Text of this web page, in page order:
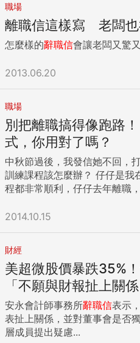
都有買你的書喔！」事實上，
哥」是我當講師以後的綽號。 下面這個故事，更讓我津津樂
道。 一封離職信 四月中一場名為「業績風暴」的業務論壇，
有位講者的故事讓我很感興趣。 講者Ben是一位B2B的業
監，從第一線業務做起，賣過
兩位數的成長比率，人資培訓
此，時候到了，總會遇到「天
卡，他毅然而然決定出走，直
辦公桌前發出正式離職通知。 離職後不打算、更不可能用老東
家的資源，他善用僅剩一小時
一封mail給曾經交換過名片的
僅僅告訴他們自己要離職，沒
職信很多，相信你我都看過。 在離職信中，明確說明自己未來
要去哪裡，優點是讓客戶覺得
家不忠誠。 一般人收到離職信的反應不外乎三種：好可惜、終
大家，僅止於告訴大家自己手
繫方式後，一周之內，共有173
他記得起來的十句如下： 「你還好吧」、「鵬程萬里」、「要
去哪裡」、「我這有缺」、「
「是結婚嗎」、「下一步呢」
…收到的訊息一籮筐都是四個
學問，都回四字成語」！ 我們面對面笑了一下。 「這些朋友
職場
離職信這樣寫 老闆也
怎麼樣的辭職信會讓老闆又驚
2013.06.20
職場
別把離職搞得像跑路
式，你用對了嗎？
中秋節過後，我發信她不回，
訓練課程該怎麼辦？ 仔仔是我在零售業的訓練窗口，幾年來課
程都非常順利，仔仔去年離職
問，今年前三季還算順利。 第四季要開課前，禮貌上寫信詢問
忍不住，去問了小欣的主管，
「她總該發封信通知老師，或
問。 「憲哥對不起，真是對不起！」主管看似有難言之隱。
離職交接，看出你有多負責任 原來小欣有個交往多年的男友，
兩人預計年底結婚，同事也都
發現男友竟然劈腿，小欣自覺
管同意後，三天內火速辦理離職，
2014.10.15
財經
美超微股價暴跌35%
「不願與財報扯上關
安永會計師事務所辭職信表示
表扯上關係，並對董事會是否
層成員提出疑慮...